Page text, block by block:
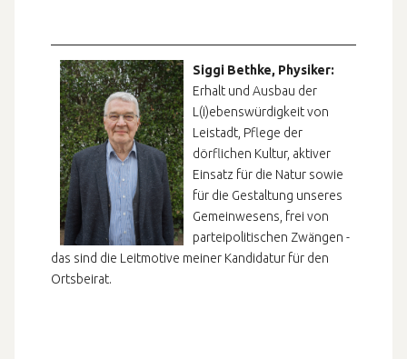
Siggi Bethke, Physiker:
Erhalt und Ausbau der
L(i)ebenswürdigkeit von
Leistadt, Pflege der
dörflichen Kultur, aktiver
Einsatz für die Natur sowie
für die Gestaltung unseres
Gemeinwesens, frei von
parteipolitischen Zwängen -
das sind die Leitmotive meiner Kandidatur für den
Ortsbeirat.